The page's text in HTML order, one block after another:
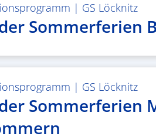
| GS Löcknitz
Sommerferien
| GS Löcknitz
Sommerferien